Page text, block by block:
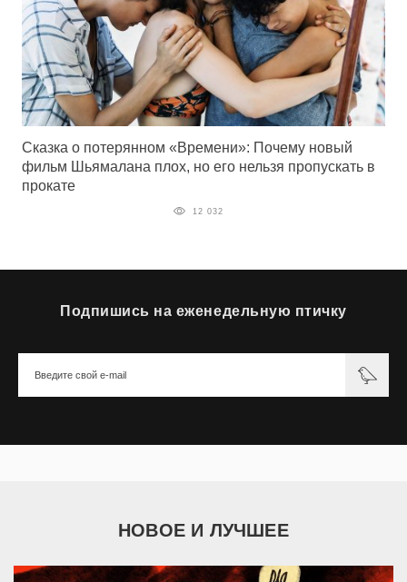
Сказка о потерянном «Времени»: Почему новый
фильм Шьямалана плох, но его нельзя пропускать в
прокате
12 032
Подпишись на еженедельную птичку
НОВОЕ И ЛУЧШЕЕ